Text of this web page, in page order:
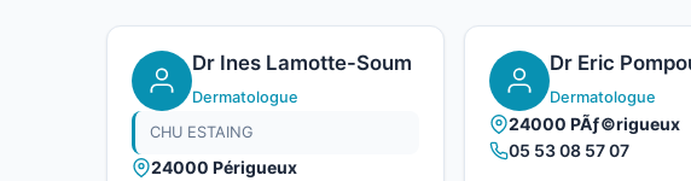
Dr Ines Lamotte-Soum
Dermatologue
CHU ESTAING
24000 Périgueux
Dr Eric
Dermatologue
24000 PÃƒ©rigueux
05 53 08 57 07